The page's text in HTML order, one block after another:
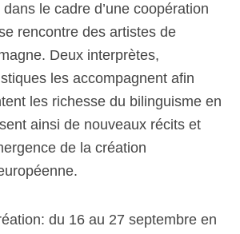
le cadre d’une coopération
rencontre des artistes de
Deux interprètes,
les accompagnent afin
les richesse du bilinguisme en
ainsi de nouveaux récits et
de la création
du 16 au 27 septembre en